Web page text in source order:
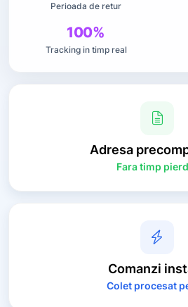
Perioada de retur
100%
Tracking in timp real
Adresa
Fara timp
Comanzi
Colet procesat